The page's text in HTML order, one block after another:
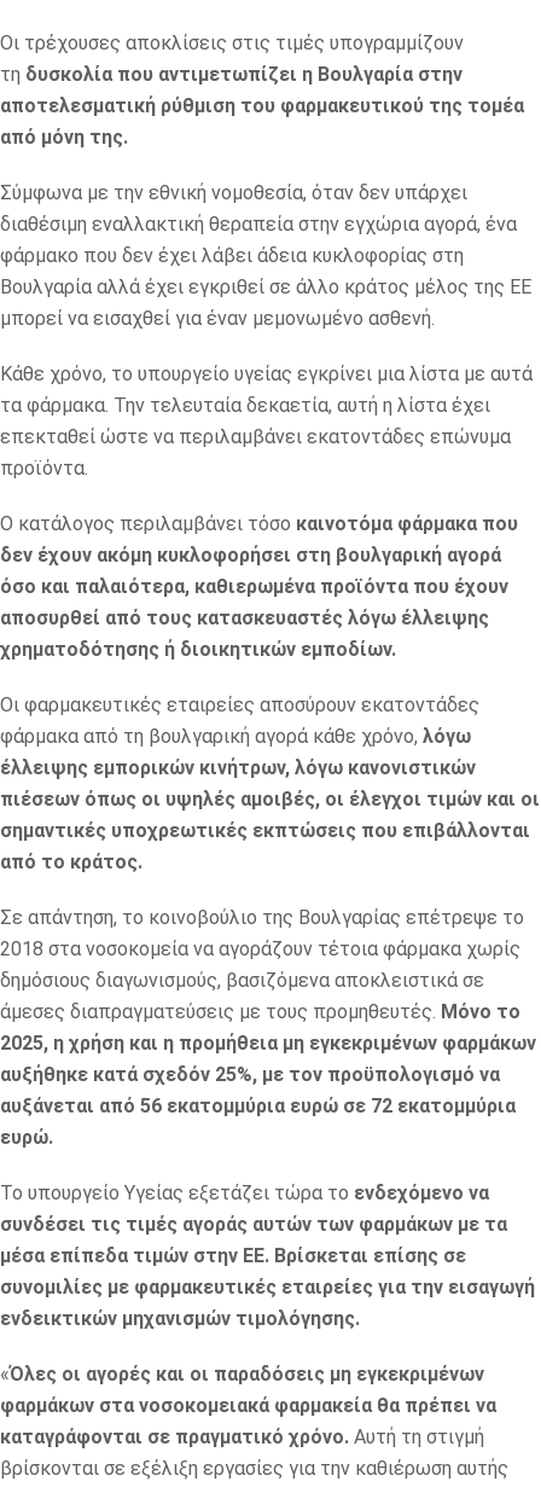
Οι τρέχουσες αποκλίσεις στις τιμές υπογραμμίζουν
τη δυσκολία που αντιμετωπίζει η Βουλγαρία στην
αποτελεσματική ρύθμιση του φαρμακευτικού της τομέα
από μόνη της.
Σύμφωνα με την εθνική νομοθεσία, όταν δεν υπάρχει
διαθέσιμη εναλλακτική θεραπεία στην εγχώρια αγορά, ένα
φάρμακο που δεν έχει λάβει άδεια κυκλοφορίας στη
Βουλγαρία αλλά έχει εγκριθεί σε άλλο κράτος μέλος της ΕΕ
μπορεί να εισαχθεί για έναν μεμονωμένο ασθενή.
Κάθε χρόνο, το υπουργείο υγείας εγκρίνει μια λίστα με αυτά
τα φάρμακα. Την τελευταία δεκαετία, αυτή η λίστα έχει
επεκταθεί ώστε να περιλαμβάνει εκατοντάδες επώνυμα
προϊόντα.
Ο κατάλογος περιλαμβάνει τόσο καινοτόμα φάρμακα που
δεν έχουν ακόμη κυκλοφορήσει στη βουλγαρική αγορά
όσο και παλαιότερα, καθιερωμένα προϊόντα που έχουν
αποσυρθεί από τους κατασκευαστές λόγω έλλειψης
χρηματοδότησης ή διοικητικών εμποδίων.
Οι φαρμακευτικές εταιρείες αποσύρουν εκατοντάδες
φάρμακα από τη βουλγαρική αγορά κάθε χρόνο, λόγω
έλλειψης εμπορικών κινήτρων, λόγω κανονιστικών
πιέσεων όπως οι υψηλές αμοιβές, οι έλεγχοι τιμών και οι
σημαντικές υποχρεωτικές εκπτώσεις που επιβάλλονται
από το κράτος.
Σε απάντηση, το κοινοβούλιο της Βουλγαρίας επέτρεψε το
2018 στα νοσοκομεία να αγοράζουν τέτοια φάρμακα χωρίς
δημόσιους διαγωνισμούς, βασιζόμενα αποκλειστικά σε
άμεσες διαπραγματεύσεις με τους προμηθευτές. Μόνο το
2025, η χρήση και η προμήθεια μη εγκεκριμένων φαρμάκων
αυξήθηκε κατά σχεδόν 25%, με τον προϋπολογισμό να
αυξάνεται από 56 εκατομμύρια ευρώ σε 72 εκατομμύρια
ευρώ.
Το υπουργείο Υγείας εξετάζει τώρα το ενδεχόμενο να
συνδέσει τις τιμές αγοράς αυτών των φαρμάκων με τα
μέσα επίπεδα τιμών στην ΕΕ. Βρίσκεται επίσης σε
συνομιλίες με φαρμακευτικές εταιρείες για την εισαγωγή
ενδεικτικών μηχανισμών τιμολόγησης.
«Όλες οι αγορές και οι παραδόσεις μη εγκεκριμένων
φαρμάκων στα νοσοκομειακά φαρμακεία θα πρέπει να
καταγράφονται σε πραγματικό χρόνο. Αυτή τη στιγμή
βρίσκονται σε εξέλιξη εργασίες για την καθιέρωση αυτής